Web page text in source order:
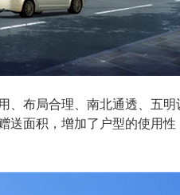
、布局合理、南北通透、五明
送面积，增加了户型的使用